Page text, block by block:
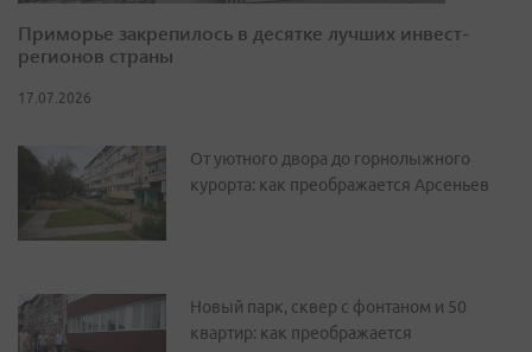
Приморье закрепилось в десятке лучших инвест-
регионов страны
17.07.2026
От уютного двора до горнолыжного
курорта: как преображается Арсеньев
Новый парк, сквер с фонтаном и 50
квартир: как преображается